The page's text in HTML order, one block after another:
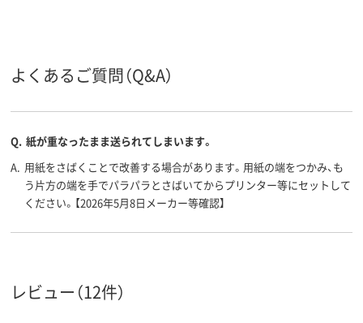
サイズ
mm）、A3
アスクル
商品環境
スコア
45 45 70
よくあるご質問（Q&A）
Q. 紙が重なったまま送られてしまいます。
A. 用紙をさばくことで改善する場合があります。用紙の端をつかみ、も
う片方の端を手でパラパラとさばいてからプリンター等にセットして
ください。【2026年5月8日メーカー等確認】
レビュー（12件）